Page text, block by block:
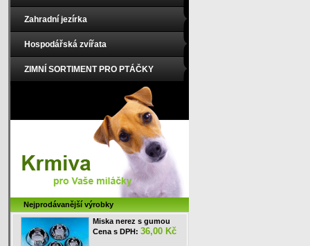
Zahradní jezírka
Hospodářská zvířata
ZIMNÍ SORTIMENT PRO PTÁČKY
Nejprodávanější výrobky
Miska nerez s gumou
Cena s DPH: 36,00 Kč